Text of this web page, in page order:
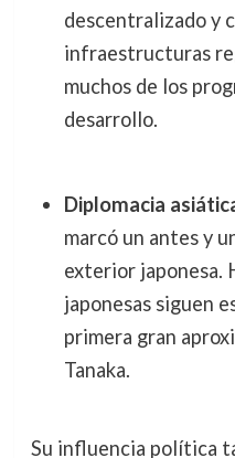
descentralizado y
infraestructuras
muchos de los
desarrollo.
Diplomacia
marcó un antes y
exterior japonesa.
japonesas siguen
primera gran
Tanaka.
Su influencia política